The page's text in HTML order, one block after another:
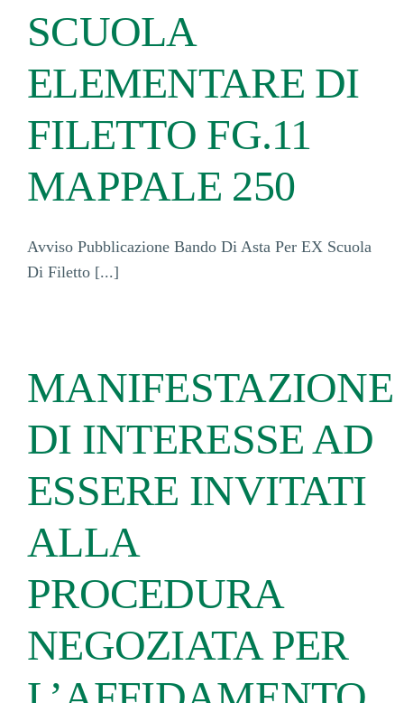
SCUOLA
ELEMENTARE DI
FILETTO FG.11
MAPPALE 250
Avviso Pubblicazione Bando Di Asta Per EX Scuola
Di Filetto [...]
MANIFESTAZIONE
DI INTERESSE AD
ESSERE INVITATI
ALLA
PROCEDURA
NEGOZIATA PER